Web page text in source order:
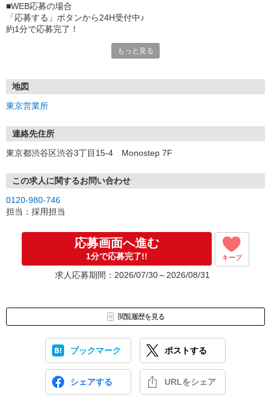
■WEB応募の場合
「応募する」ボタンから24H受付中♪
約1分で応募完了！
①応募から3営業日を目安に、メールorお電話でご連絡します。
★スマホでWEB面接（LINEなど）・出張面接・事務所面接と選べま
す
③面接実施（履歴書不要）
※ご希望があれば、職場見学の調整もOKです！
お気軽にご応募ください♪
もっと見る
地図
東京営業所
連絡先住所
東京都渋谷区渋谷3丁目15-4 Monostep 7F
この求人に関するお問い合わせ
0120-980-746
担当：採用担当
応募画面へ進む
1分で応募完了!! キープ
求人応募期間：2026/07/30～2026/08/31
閲覧履歴を見る
ブックマーク ポストする
シェアする URLをシェア